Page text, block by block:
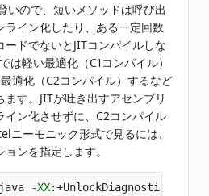
いので、短いメソッドは呼び出
ライン化したり、ある一定回数
ードでないとJITコンパイルしな
は軽い最適化（C1コンパイル）
適化（C2コンパイル）するなど
す。JITが吐き出すアセンブリ
イン化させずに、C2コンパイル
ニーモニック形式で見るには、
ンを指定します。
java -XX